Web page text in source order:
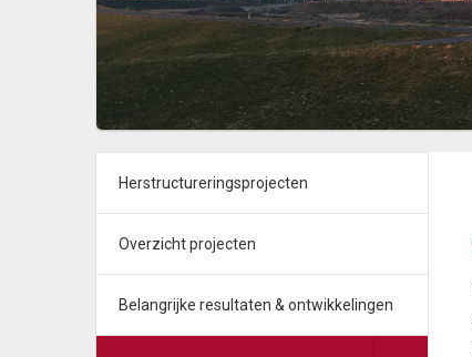
Herstructureringsprojecten
Overzicht projecten
Belangrijke resultaten & ontwikkelingen